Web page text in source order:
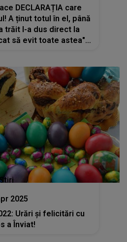
DECLARAȚIA care
A ținut totul în el, până
trăit l-a dus direct la
să evit toate astea".
2025
Urări şi felicitări cu
a Înviat!